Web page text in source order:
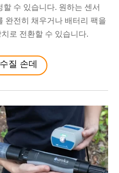
수 있습니다. 원하는 센서
완전히 채우거나 배터리 팩을
로 전환할 수 있습니다.
질 손데